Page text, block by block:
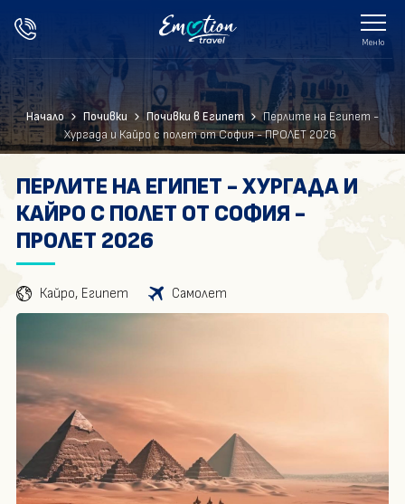
Меню
Празници
Екскурзии
Почивки
Хотели в България
Хотели в Гърция
Екзотика
Блог
За нас
Контакти
Документи
Банкова сметка
Общи условия
Политика на
Начало Почивки Почивки в Египет
Перлите на Египет -
Хургада и Кайро с полет от София - ПРОЛЕТ 2026
ПЕРЛИТЕ НА ЕГИПЕТ - ХУРГАДА И
КАЙРО С ПОЛЕТ ОТ СОФИЯ -
ПРОЛЕТ 2026
Кайро, Египет Самолет